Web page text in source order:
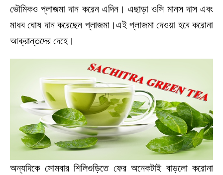
ভৌমিকও প্লাজমা দান করেন এদিন। এছাড়া ওসি মানস দাস এবং
মাধব ঘোষ দান করেছেন প্লাজমা।এই প্লাজমা দেওয়া হবে করোনা
আক্রান্তদের দেহে।
অন্যদিকে সোমবার শিলিগুড়িতে ফের অনেকটাই বাড়লো করোনা